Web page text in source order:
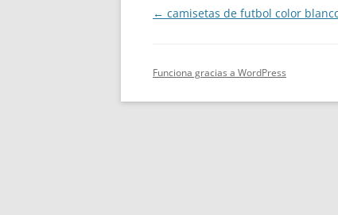
Navegación
← camisetas de futbol color
Funciona gracias a WordPress